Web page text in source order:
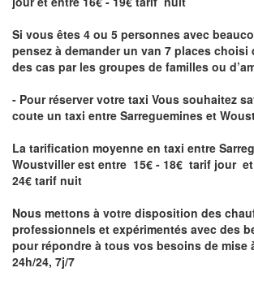
Si vous êtes 4 ou 5 personnes avec
pensez à demander un van 7 places
des cas par les groupes de familles ou
- Pour réserver votre taxi Vous souhaitez
coute un taxi entre Sarreguemines et
La tarification moyenne en taxi entre
Woustviller est entre 15€ - 18€ tarif jour et
24€ tarif nuit
Nous mettons à votre disposition des
professionnels et expérimentés avec des
pour répondre à tous vos besoins de mise
24h/24, 7j/7